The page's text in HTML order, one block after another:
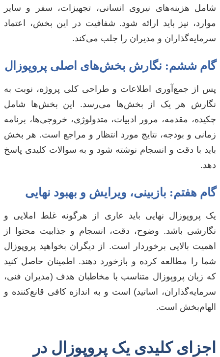
شامل هزینه‌های نیروی انسانی، تجهیزات، سفر و سایر
موارد، نیز باید ارائه شود. شفافیت در این بخش، اعتماد
سرمایه‌گذاران و مدیران را جلب می‌کند.
گام ششم: نگارش بخش‌های اصلی پروپوزال
پس از جمع‌آوری اطلاعات و طراحی کلی پروژه، نوبت به
نگارش هر یک از بخش‌ها می‌رسد. این بخش‌ها شامل
چکیده، مقدمه، مرور ادبیات، متدولوژی، خروجی‌ها، برنامه
زمانی و بودجه، نتایج مورد انتظار و مراجع است. هر بخش
باید با دقت و انسجام نوشته شود و به سوالات کلیدی پاسخ
دهد.
گام هفتم: بازبینی، ویرایش و بهبود نهایی
یک پروپوزال نهایی باید عاری از هرگونه غلط املایی و
نگارشی باشد. وضوح، دقت، انسجام و جذابیت محتوا از
اهمیت بالایی برخوردار است. از دیگران بخواهید پروپوزال
شما را مطالعه کرده و بازخورد دهند. اطمینان حاصل کنید
که زبان پروپوزال متناسب با مخاطبان هدف (مدیران فنی،
سرمایه‌گذاران، اساتید) است و به اندازه کافی قانع‌کننده و
الهام‌بخش است.
اجزای کلیدی یک پروپوزال در